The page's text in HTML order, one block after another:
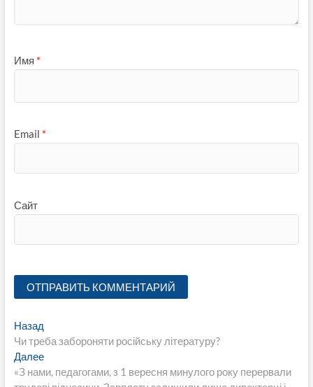
Имя *
Email *
Сайт
Навигация
по
записям
НазадПредыдущая
запись:
Чи треба забороняти російську літературу?
ДалееСледующая
запись:
«З нами, педагогами, з 1 вересня минулого року перервали